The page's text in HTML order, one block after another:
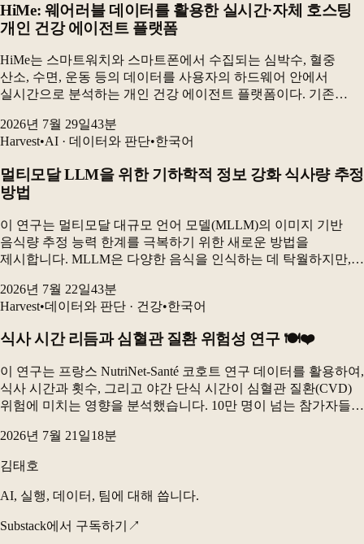
HiMe: 웨어러블 데이터를 활용한 실시간·자체 호스팅
개인 건강 에이전트 플랫폼
HiMe는 스마트워치와 스마트폰에서 수집되는 심박수, 혈중
산소, 수면, 운동 등의 데이터를 사용자의 하드웨어 안에서
실시간으로 분석하는 개인 건강 에이전트 플랫폼이다. 기존
데이터베이스를 핵심 구성요소로 삼고, 실시간 감지와
장기적인...
2026년 7월 29일43분
Harvest•AI · 데이터와 판단•한국어
멀티모달 LLM을 위한 기하학적 정보 강화 식사량 추정
방법
이 연구는 멀티모달 대규모 언어 모델(MLLM)의 이미지 기반
음식량 추정 능력 한계를 극복하기 위한 새로운 방법을
제시합니다. MLLM은 다양한 음식을 인식하는 데 탁월하지만,
어려움을 겪습니다. 본 연구는 고정된 상용 MLLM...
2026년 7월 22일43분
Harvest•데이터와 판단 · 건강•한국어
식사 시간 리듬과 심혈관 질환 위험성 연구 🍽️❤️
이 연구는 프랑스 NutriNet-Santé 코호트 연구 데이터를 활용하여,
식사 시간과 횟수, 그리고 야간 단식 시간이 심혈관 질환(CVD)
위험에 미치는 영향을 분석했습니다. 10만 명이 넘는 참가자들을
식사가 전체 CVD...
2026년 7월 21일18분
김태호
AI, 실행, 데이터, 팀에 대해 씁니다.
Substack에서 구독하기 ↗